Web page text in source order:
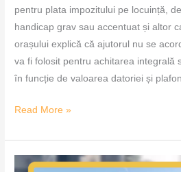
pentru plata impozitului pe locuință,
handicap grav sau accentuat și altor
orașului explică că ajutorul nu se
va fi folosit pentru achitarea integrală
în funcție de valoarea datoriei și
Read More »
Reduceri